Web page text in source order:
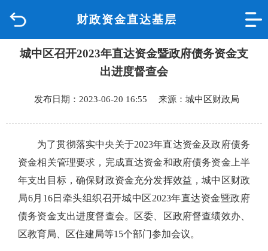
财政资金直达基层
品质城中
政府信息公开
互动回应
数据专题
城中区召开2023年直达资金暨政府债务资金支
出进度督查会
发布日期：2023-06-20 16:55 来源：城中区财政局
为了贯彻落实中央关于2023年直达资金及政府债务
资金相关管理要求，完成直达资金和政府债务资金上半
年支出目标，确保财政资金充分发挥效益，城中区财政
局6月16日牵头组织召开城中区2023年直达资金暨政府
债务资金支出进度督查会。区委、区政府督查绩效办、
区教育局、区住建局等15个部门参加会议。